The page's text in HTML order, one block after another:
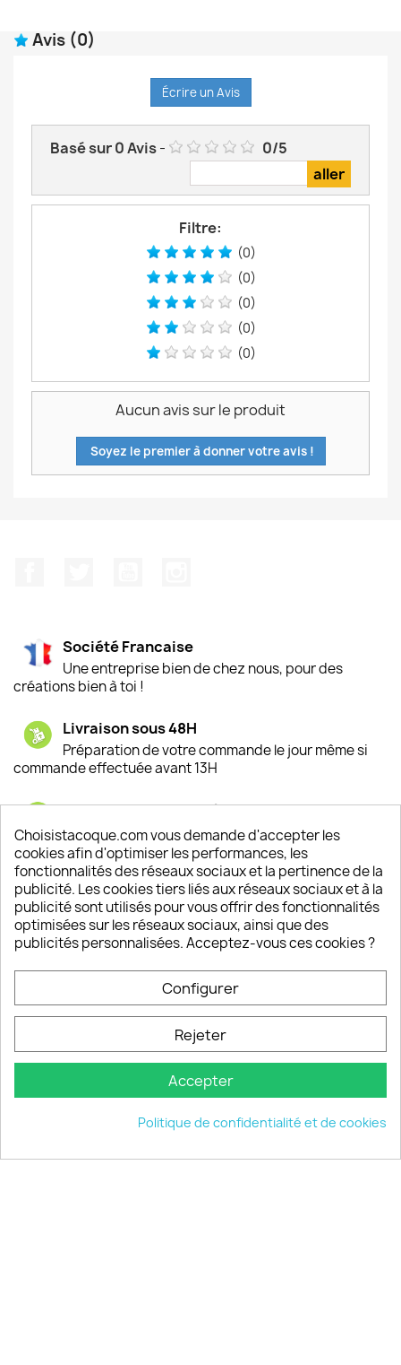
Avis (0)
Écrire un Avis
Basé sur0Avis- 0/5
Filtre:
(0)
(0)
(0)
(0)
(0)
Aucun avis sur le produit
Soyez le premier à donner votre avis !
Société Francaise
Une entreprise bien de chez nous, pour des
créations bien à toi !
Livraison sous 48H
Préparation de votre commande le jour même si
commande effectuée avant 13H
Satisfaction de nos clients
Depuis 2009, entre 92% et 94% de nos clients
sont satisfaits de nos produits
Un SAV à votre écoute
Notre SAV est disponible 6/7J de 10h à 18H
keyboard_arrow_down
© 2026 - choisistacoque.com
Choisistacoque.com vous demande d'accepter les
cookies afin d'optimiser les performances, les
fonctionnalités des réseaux sociaux et la pertinence de la
publicité. Les cookies tiers liés aux réseaux sociaux et à la
publicité sont utilisés pour vous offrir des fonctionnalités
optimisées sur les réseaux sociaux, ainsi que des
publicités personnalisées. Acceptez-vous ces cookies ?
Configurer
Rejeter
Accepter
Politique de confidentialité et de cookies